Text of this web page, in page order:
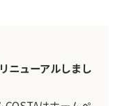
ニューアルしまし